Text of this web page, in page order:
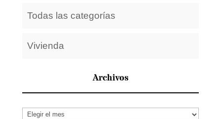
Todas las categorías
Vivienda
Archivos
Archivos